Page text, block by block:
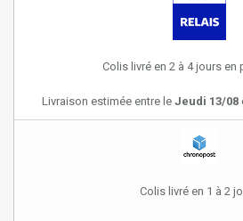
Colis livré en 2 à 4 jours en
Livraison estimée entre le Jeudi 13/08
Colis livré en 1 à 2